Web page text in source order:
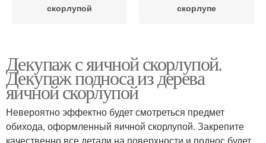
скорлупой
скорлупе
Декупаж с яичной скорлупой.
Декупаж подноса из дерева
яичной скорлупой
Невероятно эффектно будет смотреться предмет
обихода, оформленный яичной скорлупой. Закрепите